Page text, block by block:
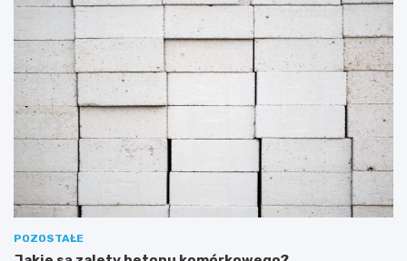
POZOSTAŁE